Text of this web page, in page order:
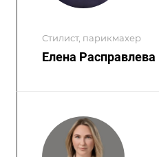
Стилист, парикмахер
Елена Расправлева